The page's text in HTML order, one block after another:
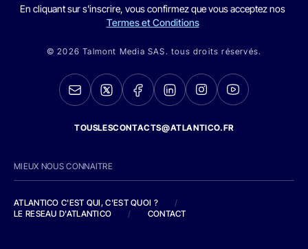
En cliquant sur s'inscrire, vous confirmez que vous acceptez nos
Termes et Conditions
© 2026 Talmont Media SAS. tous droits réservés.
TOUSLESCONTACTS@ATLANTICO.FR
MIEUX NOUS CONNAITRE
ATLANTICO C'EST QUI, C'EST QUOI ?
/
LE RESEAU D'ATLANTICO
/ CONTACT